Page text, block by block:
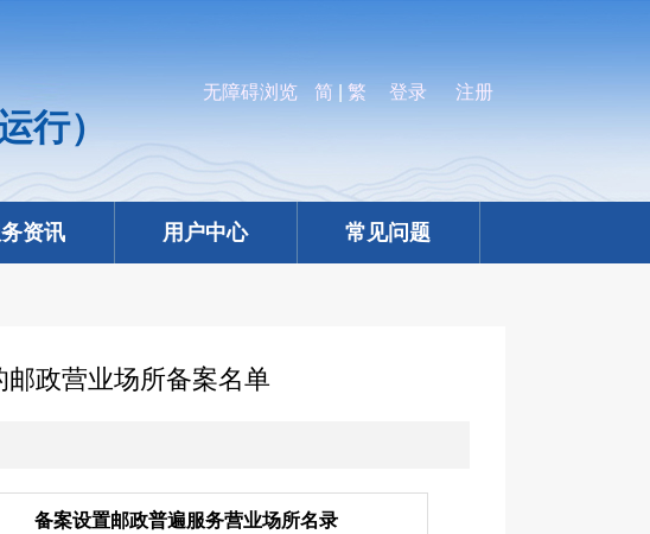
行）
无障碍浏览 简 繁 登录 注册
资讯 用户中心 常见问题
政营业场所备案名单
备案设置邮政普遍服务营业场所名录